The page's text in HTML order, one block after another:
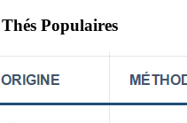
Populaires